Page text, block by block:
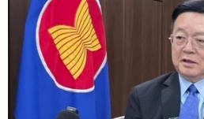
CƠ QUAN CHỦ QUẢN: THÔNG TẤN XÃ VIỆT
Tổng Biên tập: TRẦN TIẾN DUẨN
Phó Tổng Biên tập: NGUYỄN
THỦY